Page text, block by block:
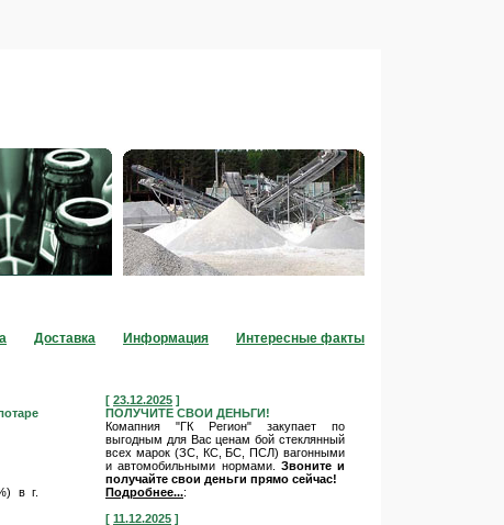
Доставка Информация Интересные факты
в г.
[ 23.12.2025 ]
ПОЛУЧИТЕ СВОИ ДЕНЬГИ!
Комапния "ГК Регион" закупает по
выгодным для Вас ценам бой стеклянный
всех марок (ЗС, КС, БС, ПСЛ) вагонными
и автомобильными нормами. Звоните и
получайте свои деньги прямо сейчас!
Подробнее...:
[ 11.12.2025 ]